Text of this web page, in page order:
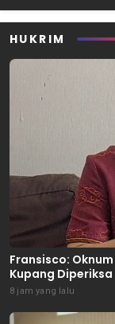
HUKRIM
Fransisco:
Kupang Diperiksa
8 jam yang lalu